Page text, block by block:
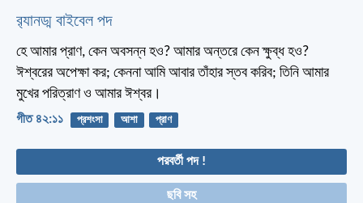
র‌্যানড্ম বাইবেল পদ
হে আমার প্রাণ, কেন অবসন্ন হও? আমার অন্তরে কেন ক্ষুব্ধ হও?
ঈশ্বরের অপেক্ষা কর; কেননা আমি আবার তাঁহার স্তব করিব; তিনি আমার
মুখের পরিত্রাণ ও আমার ঈশ্বর।
গীত ৪২:১১ প্রশংসা আশা প্রাণ
পরবর্তী পদ !
ছবি সহ